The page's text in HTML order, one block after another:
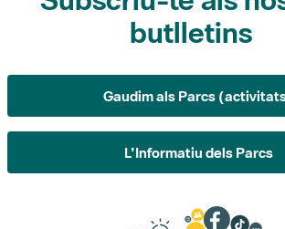
Gaudim als Parcs (activitats)
L'Informatiu dels Parcs